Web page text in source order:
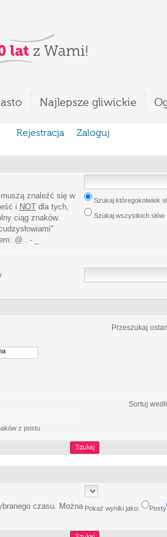
Najlepsze gliwickie
Rejestracja
Zaloguj
znaleźć się w
i NOT dla tych,
ciąg znaków.
"
@ . - _
Szukaj któregokolwiek
Szukaj wszystkich słów
Przeszukaj
Sortuj
z postu
czasu. Można Pokaż wyniki jako: Posty